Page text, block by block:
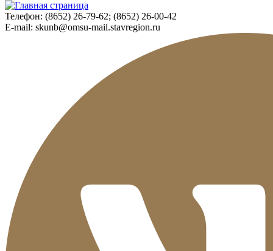
Телефон: (8652) 26-79-62; (8652) 26-00-42
E-mail: skunb@omsu-mail.stavregion.ru